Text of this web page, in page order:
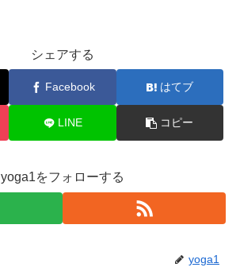
シェアする
Facebook はてブ
LINE コピー
yoga1をフォローする
yoga1